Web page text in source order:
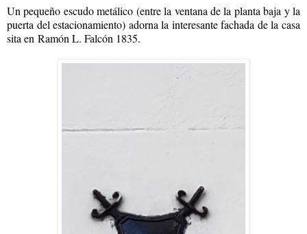
Un pequeño escudo metálico (entre la ventana de la planta baja y la
puerta del estacionamiento) adorna la interesante fachada de la casa
sita en Ramón L. Falcón 1835.